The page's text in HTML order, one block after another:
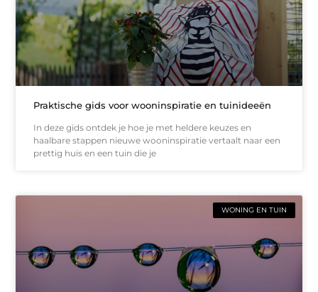
Praktische gids voor wooninspiratie en tuinideeën
In deze gids ontdek je hoe je met heldere keuzes en
haalbare stappen nieuwe wooninspiratie vertaalt naar een
prettig huis en een tuin die je
WONING EN TUIN